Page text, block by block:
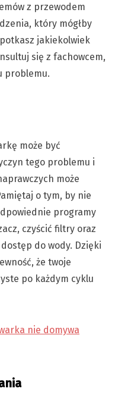
z przewodem
który mógłby
jakiekolwiek
się z fachowcem,
problemu.
może być
tego problemu i
może
o tym, by nie
programy
czyścić filtry oraz
do wody. Dzięki
że twoje
po każdym cyklu
nie domywa